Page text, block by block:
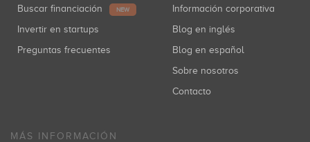
Buscar financiación NEW
Invertir en startups
Preguntas frecuentes
Información corporativa
Blog en inglés
Blog en español
Sobre nosotros
Contacto
MÁS INFORMACIÓN